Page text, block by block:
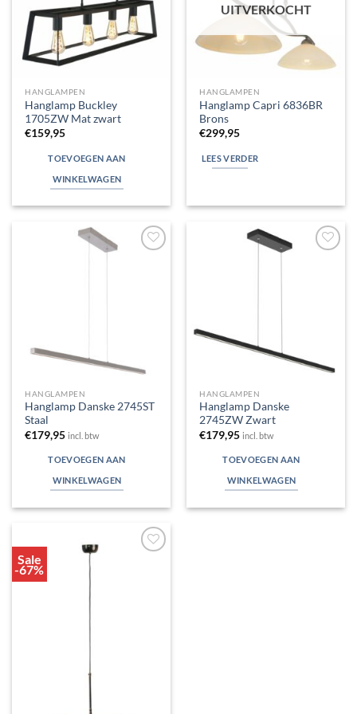
HANGLAMPEN
Hanglamp Buckley
1705ZW Mat zwart
€159,95
TOEVOEGEN AAN
WINKELWAGEN
UITVERKOCHT
HANGLAMPEN
Hanglamp Capri 6836BR
Brons
€299,95
LEES VERDER
HANGLAMPEN
Hanglamp Danske 2745ST
Staal
€179,95 incl. btw
TOEVOEGEN AAN
WINKELWAGEN
HANGLAMPEN
Hanglamp Danske
2745ZW Zwart
€179,95 incl. btw
TOEVOEGEN AAN
WINKELWAGEN
Sale
-67%